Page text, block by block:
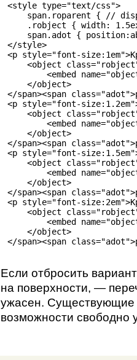
<style type="text/css">
span.roparent { //
.robject { width:
span.adot {
</style>
<p style="font-
<object
<embed
    </object>
</span><span
<p style="font-
<object
<embed
    </object>
</span><span
<p style="font-
<object
<embed
    </object>
</span><span
<p style="font-
<object
<embed
    </object>
</span><span
Если отбросить
на поверхности, —
ужасен. Существующие
возможности свободно